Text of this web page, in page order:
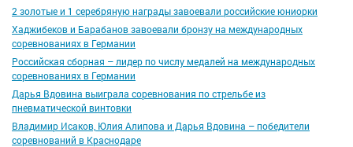
2 золотые и 1 серебряную награды завоевали российские юниорки
Хаджибеков и Барабанов завоевали бронзу на международных
соревнованиях в Германии
Российская сборная – лидер по числу медалей на международных
соревнованиях в Германии
Дарья Вдовина выиграла соревнования по стрельбе из
пневматической винтовки
Владимир Исаков, Юлия Алипова и Дарья Вдовина – победители
соревнований в Краснодаре